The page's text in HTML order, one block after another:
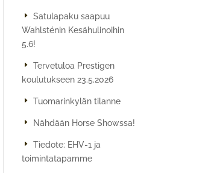
Satulapaku saapuu
Wahlsténin Kesähulinoihin
5.6!
Tervetuloa Prestigen
koulutukseen 23.5.2026
Tuomarinkylän tilanne
Nähdään Horse Showssa!
Tiedote: EHV-1 ja
toimintatapamme